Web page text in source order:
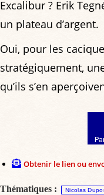
Excalibur ? Erik
un plateau d’argent.
Oui, pour les
stratégiquement,
qu’ils s’en
Obtenir le lien ou
Thématiques : Nicolas